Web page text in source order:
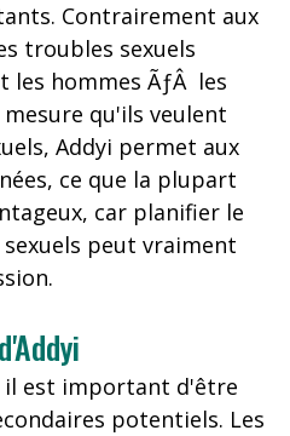
Contrairement aux
troubles sexuels
les hommes ÃƒÂ les
qu'ils veulent
Addyi permet aux
ce que la plupart
car planifier le
peut vraiment
il est important d'être
potentiels. Les